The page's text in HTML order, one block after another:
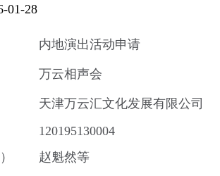
01-28
内地演出活动申请
万云相声会
天津万云汇文化发展有限公司
120195130004
赵魁然等